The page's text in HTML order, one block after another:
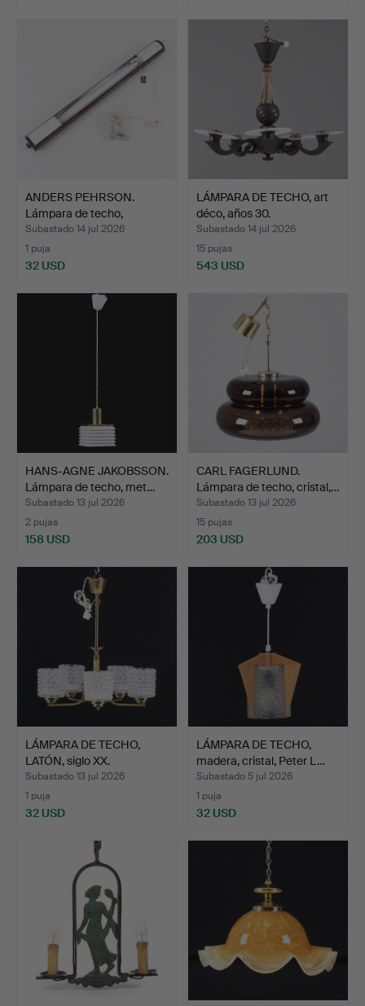
ANDERS PEHRSON.
Lámpara de techo,
"Supertu…
Subastado 14 jul 2026
1 puja
32 USD
LÁMPARA DE TECHO, art
déco, años 30.
Subastado 14 jul 2026
15 pujas
543 USD
HANS-AGNE JAKOBSSON.
Lámpara de techo, met…
Subastado 13 jul 2026
2 pujas
158 USD
CARL FAGERLUND.
Lámpara de techo, cristal,…
Subastado 13 jul 2026
15 pujas
203 USD
LÁMPARA DE TECHO,
LATÓN, siglo XX.
Subastado 13 jul 2026
1 puja
32 USD
LÁMPARA DE TECHO,
madera, cristal, Peter L…
Subastado 5 jul 2026
1 puja
32 USD